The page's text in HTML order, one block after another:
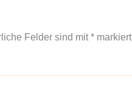
Felder sind mit* markiert